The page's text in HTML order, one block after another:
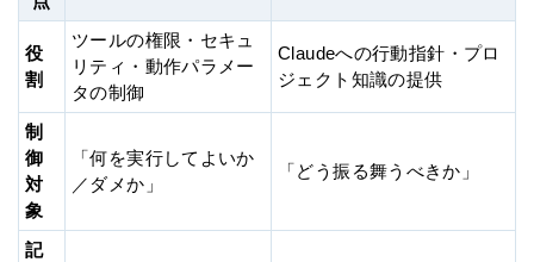
役
割
ツールの権限・セキュ
リティ・動作パラメー
タの制御
Claudeへの行動指針・プロ
ジェクト知識の提供
制
御
対
象
「何を実行してよいか
／ダメか」
「どう振る舞うべきか」
記